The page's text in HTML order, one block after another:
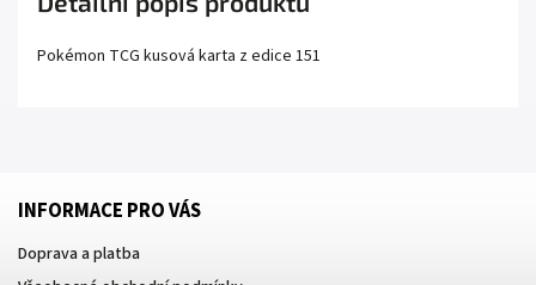
Pokémon TCG kusová karta z edice 151
INFORMACE PRO VÁS
Doprava a platba